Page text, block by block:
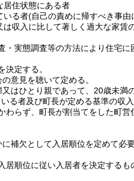
居住状態にある者
いる者(自己の責めに帰すべき事
収入に比して著しく過大な家賃
実態調査等の方法により住宅
定する。
意見を聴いて定める。
又はひとり親であって、20歳未満
る者及び町長が定める基準の収
わらず、町長が割当てをした町
補欠として入居順位を定めて必
居順位に従い入居者を決定するも